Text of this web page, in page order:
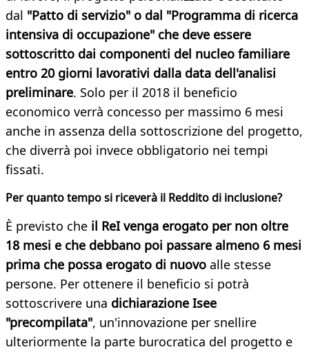
dal "Patto di servizio" o dal "Programma di ricerca
intensiva di occupazione" che deve essere
sottoscritto dai componenti del nucleo familiare
entro 20 giorni lavorativi dalla data dell'analisi
preliminare. Solo per il 2018 il beneficio
economico verrà concesso per massimo 6 mesi
anche in assenza della sottoscrizione del progetto,
che diverrà poi invece obbligatorio nei tempi
fissati.
Per quanto tempo si riceverà il Reddito di inclusione?
È previsto che il ReI venga erogato per non oltre
18 mesi e che debbano poi passare almeno 6 mesi
prima che possa erogato di nuovo alle stesse
persone. Per ottenere il beneficio si potrà
sottoscrivere una dichiarazione Isee
"precompilata", un'innovazione per snellire
ulteriormente la parte burocratica del progetto e